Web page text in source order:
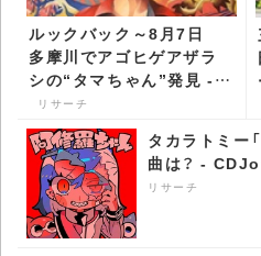
ルックバック～8月7日
多摩川でアゴヒゲアザラ
シの“タマちゃん”発見 -
CDJournal リサーチ
リサーチ
タカラトミー
曲は？ -
リサーチ